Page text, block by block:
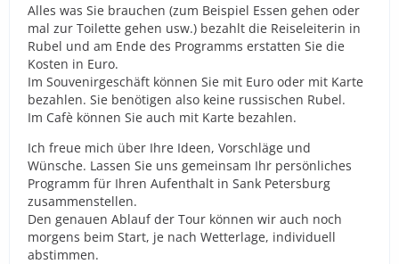
Alles was Sie brauchen (zum Beispiel Essen gehen oder
mal zur Toilette gehen usw.) bezahlt die Reiseleiterin in
Rubel und am Ende des Programms erstatten Sie die
Kosten in Euro.
Im Souvenirgeschäft können Sie mit Euro oder mit Karte
bezahlen. Sie benötigen also keine russischen Rubel.
Im Cafè können Sie auch mit Karte bezahlen.
Ich freue mich über Ihre Ideen, Vorschläge und
Wünsche. Lassen Sie uns gemeinsam Ihr persönliches
Programm für Ihren Aufenthalt in Sank Petersburg
zusammenstellen.
Den genauen Ablauf der Tour können wir auch noch
morgens beim Start, je nach Wetterlage, individuell
abstimmen.